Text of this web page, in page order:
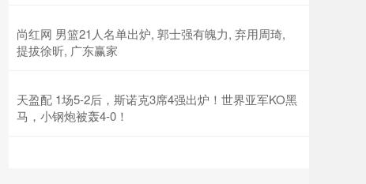
尚红网 男篮21人名单出炉, 郭士强有魄力, 弃用周琦,
提拔徐昕, 广东赢家
天盈配 1场5-2后，斯诺克3席4强出炉！世界亚军KO黑
马，小钢炮被轰4-0！